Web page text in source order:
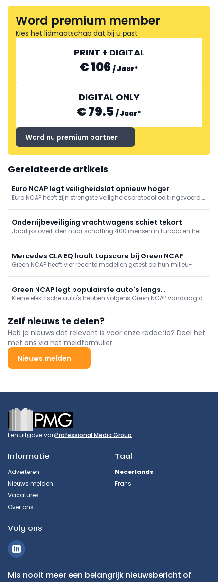
Word premium member
Kies het lidmaatschap dat bij u past
PRINT + DIGITAL
€ 106 /Jaar*
DIGITAL ONLY
€ 79.5 /Jaar*
Word nu premium partner
Gerelateerde artikels
Euro NCAP legt veiligheidslat opnieuw hoger
Euro NCAP heeft zijn strengste veiligheidsprotocol ooit ingevoerd.
de aanzienlijk strengere testcriteria.
Onderrijbeveiliging vrachtwagens schiet tekort
Jaarlijks overlijden naar schatting 400 mensen in Europa en het
onderrijbeveiliging tekort en is een strengere Europese norm
dringend nodig.
Mercedes CLA EQ haalt topscore bij Green NCAP
Green NCAP heeft vier recente modellen getest op hun milieu-
drieënhalve ster kreeg.
Green NCAP legt populairste auto's langs
duurzaamheidslat
Kleine elektrische auto's hebben volgens Green NCAP vandaag de
energievoorziening tot recyclage.
Zelf nieuws te delen?
Heb je nieuws dat relevant is voor onze redactie? Deel het
met ons via het meldformulier.
Nieuws melden
Footer
Een uitgave vanProfessional Media Group
Informatie
Adverteren
Nieuws melden
Vacatures
Over ons
Taal
Nederlands
Frans
Volg ons
Mis nooit meer een belangrijk nieuwsbericht of